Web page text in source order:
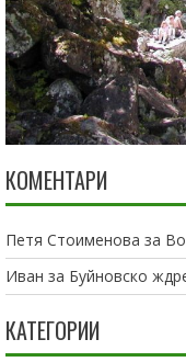
КОМЕНТАРИ
Петя Стоименова за
Иван за Буйновско
КАТЕГОРИИ